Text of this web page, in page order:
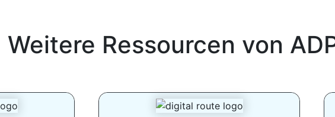
Weitere Ressourcen von